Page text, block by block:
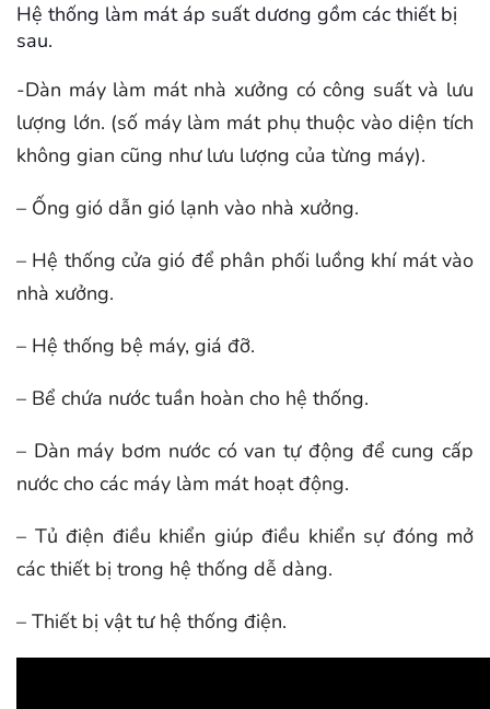
Hệ thống làm mát áp suất dương gồm các thiết bị
sau.
-Dàn máy làm mát nhà xưởng có công suất và lưu
lượng lớn. (số máy làm mát phụ thuộc vào diện tích
không gian cũng như lưu lượng của từng máy).
– Ống gió dẫn gió lạnh vào nhà xưởng.
– Hệ thống cửa gió để phân phối luồng khí mát vào
nhà xưởng.
– Hệ thống bệ máy, giá đỡ.
– Bể chứa nước tuần hoàn cho hệ thống.
– Dàn máy bơm nước có van tự động để cung cấp
nước cho các máy làm mát hoạt động.
– Tủ điện điều khiển giúp điều khiển sự đóng mở
các thiết bị trong hệ thống dễ dàng.
– Thiết bị vật tư hệ thống điện.